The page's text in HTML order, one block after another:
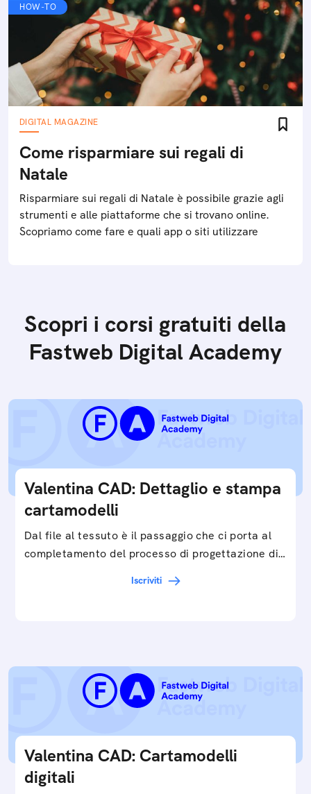
HOW-TO
DIGITAL MAGAZINE
Come risparmiare sui regali di
Natale
Risparmiare sui regali di Natale è possibile grazie agli
strumenti e alle piattaforme che si trovano online.
Scopriamo come fare e quali app o siti utilizzare
Scopri i corsi gratuiti della
Fastweb Digital Academy
Valentina CAD: Dettaglio e stampa
cartamodelli
Dal file al tessuto è il passaggio che ci porta al
completamento del processo di progettazione di
Iscriviti
Valentina CAD: Cartamodelli
digitali